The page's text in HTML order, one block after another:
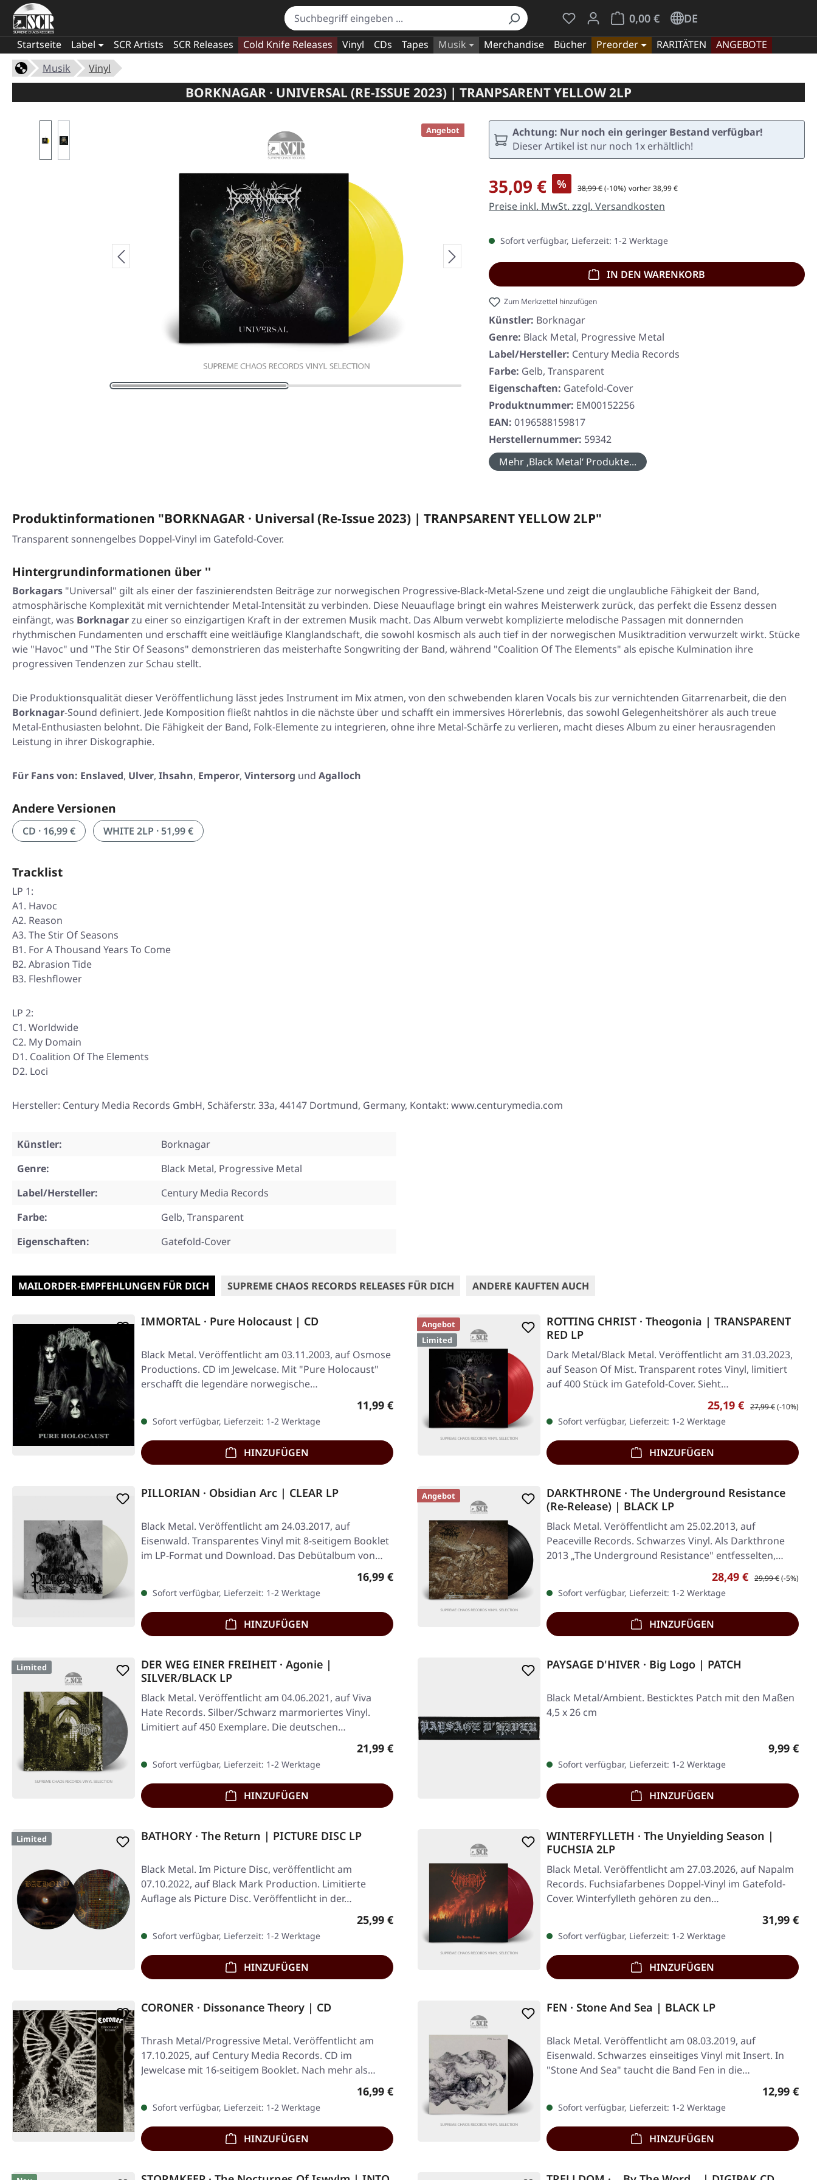
Du hast 0 Produkte auf dem Merkzettel
0,00 €
Warenkorb enthält 0 Positionen. Der
DE
Startseite Label SCR Artists SCR Releases Cold Knife Releases Vinyl CDs Tapes Musik Merchandise Bücher Preorder RARITÄTEN
ANGEBOTE
Musik
Vinyl
BORKNAGAR · UNIVERSAL (RE-ISSUE 2023) | TRANPSARENT YELLOW 2LP
Angebot
Achtung: Nur noch ein geringer Bestand verfügbar!
Dieser Artikel ist nur noch 1x erhältlich!
Verkaufspreis:
35,09 € % Regulärer Preis:
38,99 €(-10%) vorher 38,99 €
Preise inkl. MwSt. zzgl. Versandkosten
Sofort verfügbar, Lieferzeit: 1-2 Werktage
IN DEN WARENKORB
Zum Merkzettel hinzufügen
Künstler: Borknagar
Genre: Black Metal, Progressive Metal
Label/Hersteller: Century Media Records
Farbe: Gelb, Transparent
Eigenschaften: Gatefold-Cover
Produktnummer: EM00152256
EAN: 0196588159817
Herstellernummer: 59342
Mehr ‚Black Metal‘ Produkte...
Produktinformationen "BORKNAGAR · Universal (Re-Issue 2023) | TRANPSARENT YELLOW 2LP"
Transparent sonnengelbes Doppel-Vinyl im Gatefold-Cover.
Hintergrundinformationen über ''
Borkagars "Universal" gilt als einer der faszinierendsten Beiträge zur norwegischen Progressive-Black-Metal-Szene und zeigt die unglaubliche Fähigkeit der Band,
atmosphärische Komplexität mit vernichtender Metal-Intensität zu verbinden. Diese Neuauflage bringt ein wahres Meisterwerk zurück, das perfekt die Essenz dessen
einfängt, was Borknagarzu einer so einzigartigen Kraft in der extremen Musik macht. Das Album verwebt komplizierte melodische Passagen mit donnernden
rhythmischen Fundamenten und erschafft eine weitläufige Klanglandschaft, die sowohl kosmisch als auch tief in der norwegischen Musiktradition verwurzelt wirkt. Stücke
wie "Havoc" und "The Stir Of Seasons" demonstrieren das meisterhafte Songwriting der Band, während "Coalition Of The Elements" als epische Kulmination ihre
progressiven Tendenzen zur Schau stellt.
Die Produktionsqualität dieser Veröffentlichung lässt jedes Instrument im Mix atmen, von den schwebenden klaren Vocals bis zur vernichtenden Gitarrenarbeit, die den
Borknagar-Sound definiert. Jede Komposition fließt nahtlos in die nächste über und schafft ein immersives Hörerlebnis, das sowohl Gelegenheitshörer als auch treue
Metal-Enthusiasten belohnt. Die Fähigkeit der Band, Folk-Elemente zu integrieren, ohne ihre Metal-Schärfe zu verlieren, macht dieses Album zu einer herausragenden
Leistung in ihrer Diskographie.
Für Fans von: Enslaved, Ulver, Ihsahn, Emperor, Vintersorg und Agalloch
Andere Versionen
CD · 16,99 € WHITE 2LP · 51,99 €
Tracklist
LP 1:
A1. Havoc
A2. Reason
A3. The Stir Of Seasons
B1. For A Thousand Years To Come
B2. Abrasion Tide
B3. Fleshflower
LP 2:
C1. Worldwide
C2. My Domain
D1. Coalition Of The Elements
D2. Loci
Hersteller: Century Media Records GmbH, Schäferstr. 33a, 44147 Dortmund, Germany, Kontakt: www.centurymedia.com
Künstler:
Borknagar
Genre:
Black Metal, Progressive Metal
Label/Hersteller:
Century Media Records
Farbe:
Gelb, Transparent
Eigenschaften:
Gatefold-Cover
MAILORDER-EMPFEHLUNGEN FÜR DICH SUPREME CHAOS RECORDS RELEASES FÜR DICH ANDERE KAUFTEN AUCH
IMMORTAL · Pure Holocaust | CD
Black Metal. Veröffentlicht am 03.11.2003, auf Osmose
Productions. CD im Jewelcase. Mit "Pure Holocaust"
erschafft die legendäre norwegische…
Regulärer Preis:
11,99 €
Sofort verfügbar, Lieferzeit: 1-2 Werktage
HINZUFÜGEN
Angebot
Limited
ROTTING CHRIST · Theogonia | TRANSPARENT
RED LP
Dark Metal/Black Metal. Veröffentlicht am 31.03.2023,
auf Season Of Mist. Transparent rotes Vinyl, limitiert
auf 400 Stück im Gatefold-Cover. Sieht…
Verkaufspreis:
25,19 € Regulärer Preis:
27,99 €(-10%)
Sofort verfügbar, Lieferzeit: 1-2 Werktage
HINZUFÜGEN
PILLORIAN · Obsidian Arc | CLEAR LP
Black Metal. Veröffentlicht am 24.03.2017, auf
Eisenwald. Transparentes Vinyl mit 8-seitigem Booklet
im LP-Format und Download. Das Debütalbum von…
Regulärer Preis:
16,99 €
Sofort verfügbar, Lieferzeit: 1-2 Werktage
HINZUFÜGEN
Angebot
DARKTHRONE · The Underground Resistance
(Re-Release) | BLACK LP
Black Metal. Veröffentlicht am 25.02.2013, auf
Peaceville Records. Schwarzes Vinyl. Als Darkthrone
2013 „The Underground Resistance" entfesselten,…
Verkaufspreis:
28,49 € Regulärer Preis:
29,99 €(-5%)
Sofort verfügbar, Lieferzeit: 1-2 Werktage
HINZUFÜGEN
Limited
DER WEG EINER FREIHEIT · Agonie |
SILVER/BLACK LP
Black Metal. Veröffentlicht am 04.06.2021, auf Viva
Hate Records. Silber/Schwarz marmoriertes Vinyl.
Limitiert auf 450 Exemplare. Die deutschen…
Regulärer Preis:
21,99 €
Sofort verfügbar, Lieferzeit: 1-2 Werktage
HINZUFÜGEN
PAYSAGE D'HIVER · Big Logo | PATCH
Black Metal/Ambient. Besticktes Patch mit den Maßen
4,5 x 26 cm
9,99 €
Sofort verfügbar, Lieferzeit: 1-2 Werktage
HINZUFÜGEN
Limited BATHORY · The Return | PICTURE DISC LP
Black Metal. Im Picture Disc, veröffentlicht am
07.10.2022, auf Black Mark Production. Limitierte
Auflage als Picture Disc. Veröffentlicht in der…
Regulärer Preis:
25,99 €
Sofort verfügbar, Lieferzeit: 1-2 Werktage
HINZUFÜGEN
WINTERFYLLETH · The Unyielding Season |
FUCHSIA 2LP
Black Metal. Veröffentlicht am 27.03.2026, auf Napalm
Records. Fuchsiafarbenes Doppel-Vinyl im Gatefold-
Cover. Winterfylleth gehören zu den…
Regulärer
31,99 €
Sofort verfügbar, Lieferzeit: 1-2 Werktage
HINZUFÜGEN
CORONER · Dissonance Theory | CD
Thrash Metal/Progressive Metal. Veröffentlicht am
17.10.2025, auf Century Media Records. CD im
Jewelcase mit 16-seitigem Booklet. Nach mehr als
Regulärer Preis:
16,99 €
Sofort verfügbar, Lieferzeit: 1-2 Werktage
HINZUFÜGEN
FEN · Stone And Sea | BLACK LP
Black Metal. Veröffentlicht am 08.03.2019, auf
Eisenwald. Schwarzes einseitiges Vinyl mit Insert. In
"Stone And Sea" taucht die Band Fen in die…
Regulärer
12,99 €
Sofort verfügbar, Lieferzeit: 1-2 Werktage
HINZUFÜGEN